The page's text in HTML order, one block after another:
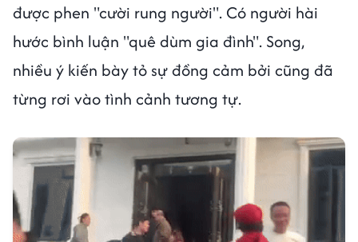
được phen "cười rung người". Có người hài
hước bình luận "quê dùm gia đình". Song,
nhiều ý kiến bày tỏ sự đồng cảm bởi cũng đã
từng rơi vào tình cảnh tương tự.